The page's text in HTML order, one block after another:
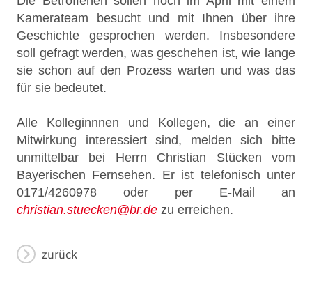
Kamerateam besucht und mit Ihnen über ihre
Geschichte gesprochen werden. Insbesondere
soll gefragt werden, was geschehen ist, wie lange
sie schon auf den Prozess warten und was das
für sie bedeutet.
Alle Kolleginnnen und Kollegen, die an einer
Mitwirkung interessiert sind, melden sich bitte
unmittelbar bei Herrn Christian Stücken vom
Bayerischen Fernsehen. Er ist telefonisch unter
0171/4260978 oder per E-Mail an
christian.stuecken@br.de zu erreichen.
zurück